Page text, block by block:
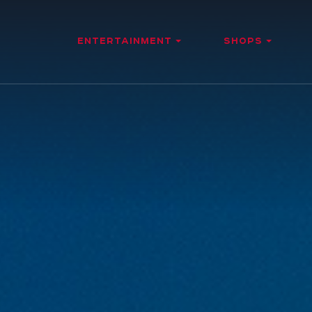
ENTERTAINMENT SHOPS